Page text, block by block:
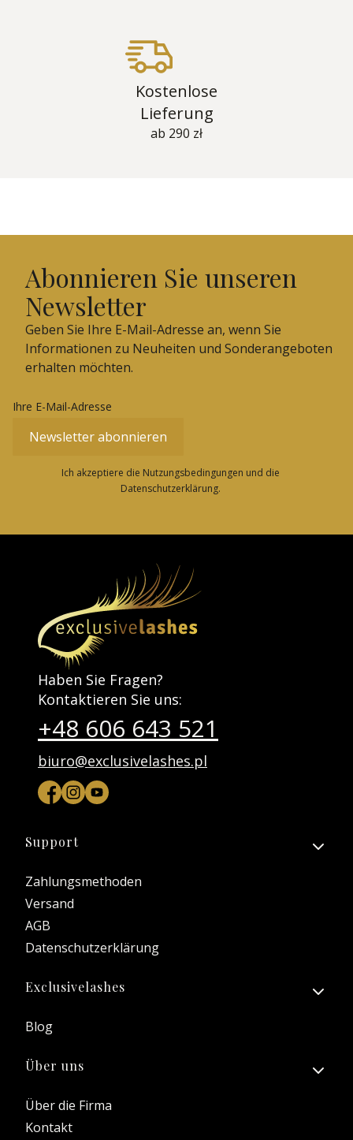
Kostenlose
Lieferung
ab 290 zł
Abonnieren Sie unseren
Newsletter
Geben Sie Ihre E-Mail-Adresse an, wenn Sie
Informationen zu Neuheiten und Sonderangeboten
erhalten möchten.
Ihre E-Mail-Adresse
Newsletter abonnieren
Ich akzeptiere die Nutzungsbedingungen und die
Datenschutzerklärung.
Haben Sie Fragen?
Kontaktieren Sie uns:
+48 606 643 521
biuro@exclusivelashes.pl
Fußzeilenmenü
Support
Zahlungsmethoden
Versand
AGB
Datenschutzerklärung
Exclusivelashes
Blog
Über uns
Über die Firma
Kontakt